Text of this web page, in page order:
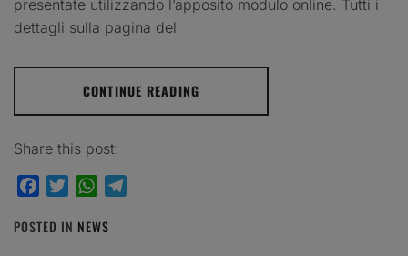
presentate utilizzando l’apposito modulo online. Tutti i
dettagli sulla pagina del
CONTINUE READING
Share this post:
FacebookTwitterWhatsApp
POSTED IN NEWS